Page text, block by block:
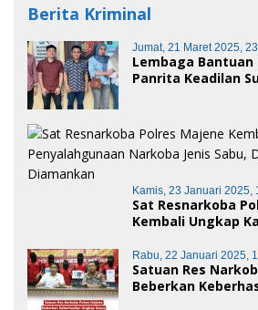
Berita Kriminal
Jumat, 21 Maret 2025,
Lembaga Bantuan
Panrita Keadilan
Polman
Kamis, 23 Januari 2025,
Sat Resnarkoba
Kembali Ungkap
Dua Pelaku
Rabu, 22 Januari 2025,
Satuan Res
Beberkan